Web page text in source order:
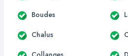
Boudes
Chalus